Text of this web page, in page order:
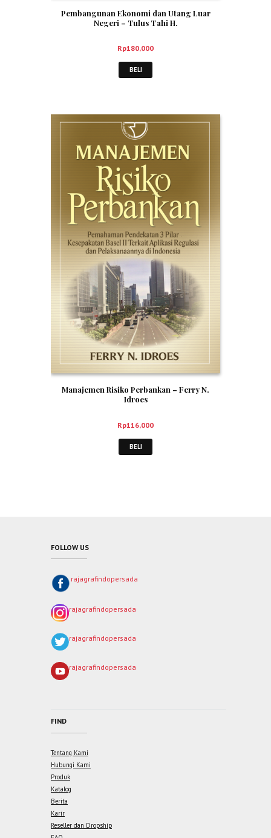
Pembangunan Ekonomi dan Utang Luar
Negeri – Tulus Tahi H.
Rp180,000
BELI
Manajemen Risiko Perbankan – Ferry N.
Idroes
Rp116,000
BELI
FOLLOW US
rajagrafindopersada
rajagrafindopersada
rajagrafindopersada
rajagrafindopersada
FIND
Tentang Kami
Hubungi Kami
Produk
Katalog
Berita
Karir
Reseller dan Dropship